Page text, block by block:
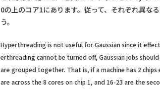
0の上のコア1にあります。従って、それぞれ異な
う。
Hyperthreading is not useful for Gaussian since it
erthreading cannot be turned off, Gaussian jobs
are grouped together. That is, if a machine has 2
are across the 8 cores on chip 1, and 16-23 are the